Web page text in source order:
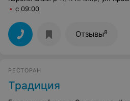
с 09:00
Отзывы8
РЕСТОРАН
Традиция